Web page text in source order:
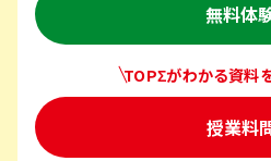
無料体
TOPΣがわかる資料
授業料